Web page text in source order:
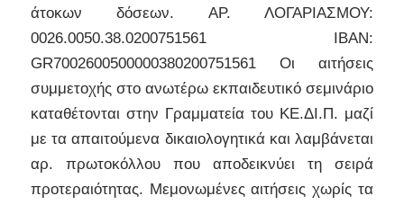
άτοκων δόσεων. AΡ. ΛΟΓΑΡΙΑΣΜΟΥ:
0026.0050.38.0200751561 IBAN:
GR7002600500000380200751561 Οι αιτήσεις
συμμετοχής στο ανωτέρω εκπαιδευτικό σεμινάριο
καταθέτονται στην Γραμματεία του ΚΕ.ΔΙ.Π. μαζί
με τα απαιτούμενα δικαιολογητικά και λαμβάνεται
αρ. πρωτοκόλλου που αποδεικνύει τη σειρά
προτεραιότητας. Μεμονωμένες αιτήσεις χωρίς τα